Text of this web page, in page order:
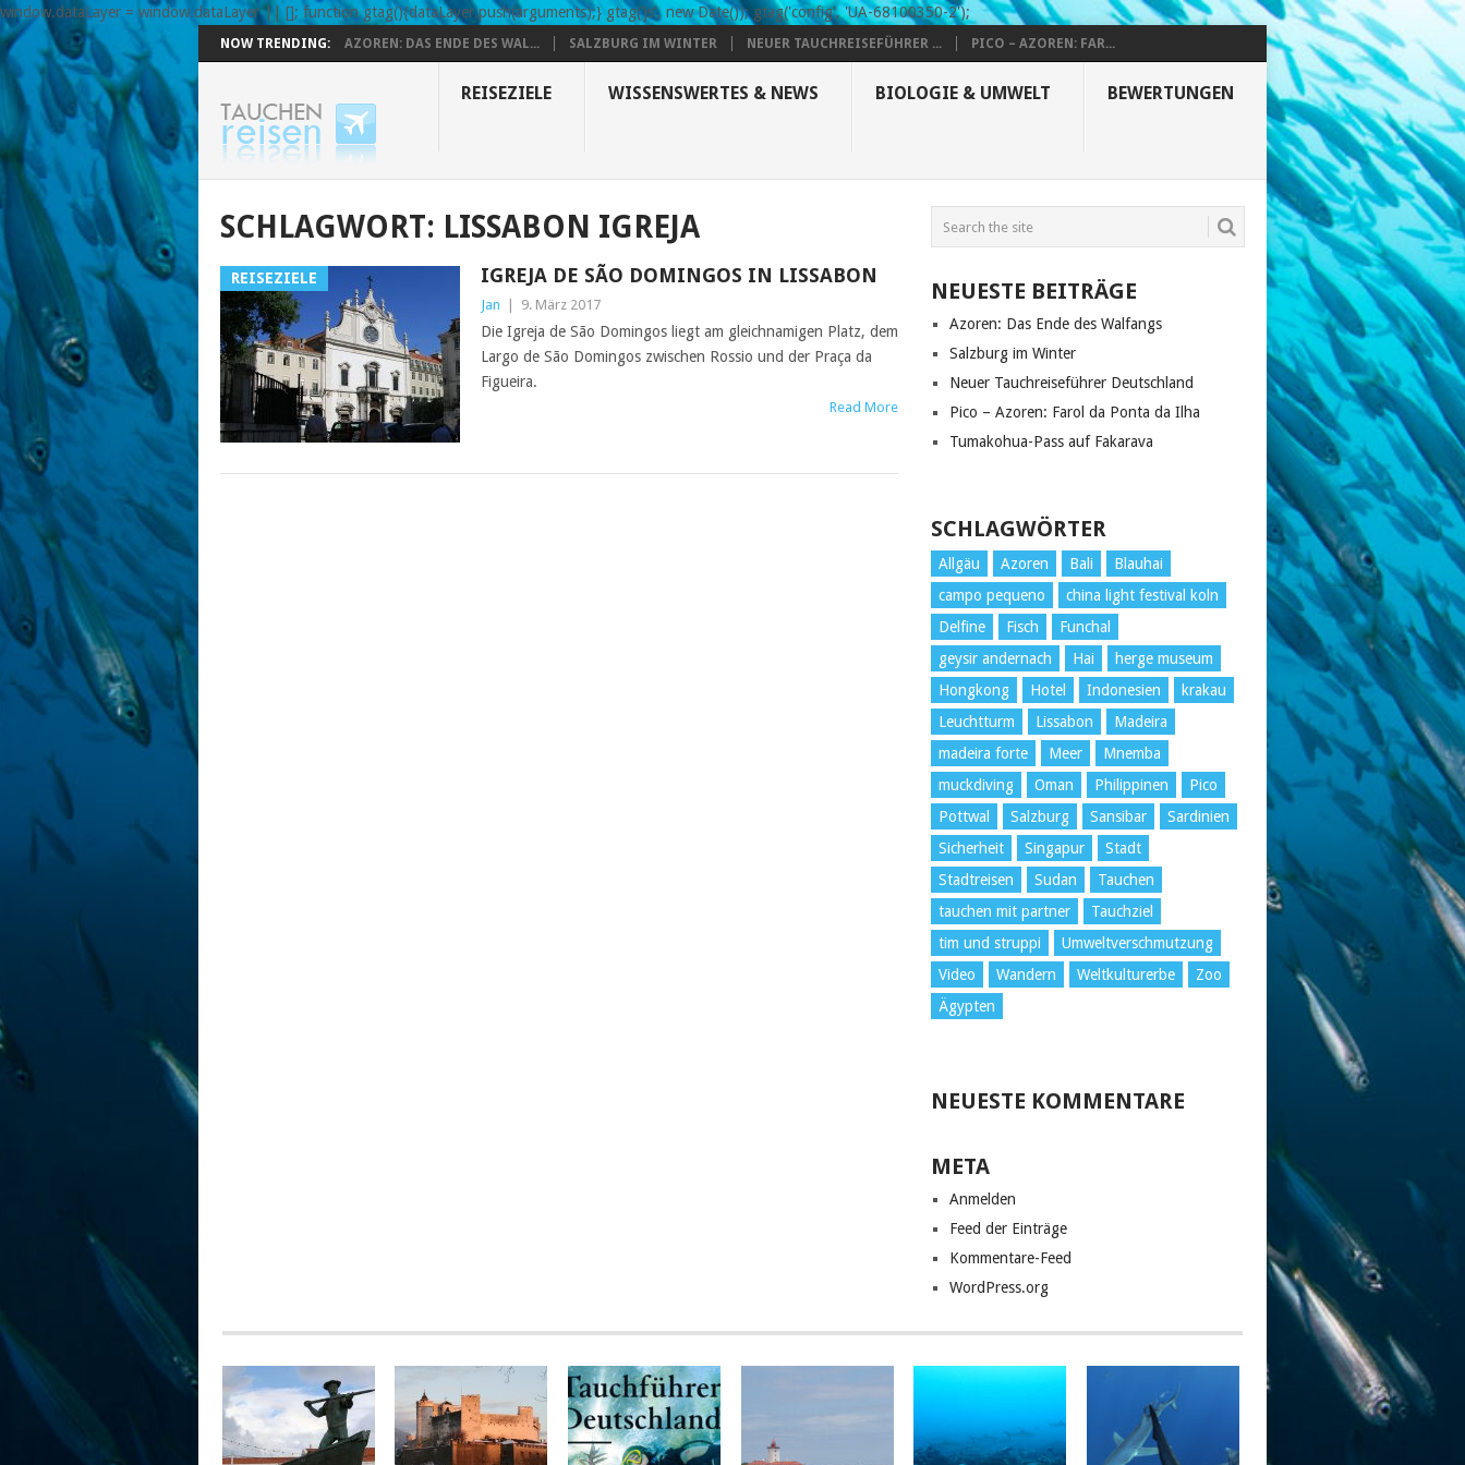
window.dataLayer = window.dataLayer || []; function gtag(){dataLayer.push(arguments);} gtag('js', new Date()); gtag('config', 'UA-68100350-2');
NOW TRENDING: AZOREN: DAS ENDE DES WAL... SALZBURG IM WINTER NEUER TAUCHREISEFÜHRER ... PICO – AZOREN: FAR...
REISEZIELE WISSENSWERTES & NEWS BIOLOGIE & UMWELT BEWERTUNGEN
SCHLAGWORT: LISSABON IGREJA
REISEZIELE IGREJA DE SÃO DOMINGOS IN LISSABON
Jan 9. März 2017
Die Igreja de São Domingos liegt am gleichnamigen Platz, dem
Largo de São Domingos zwischen Rossio und der Praça da
Figueira.
Read More
NEUESTE BEITRÄGE
Azoren: Das Ende des Walfangs
Salzburg im Winter
Neuer Tauchreiseführer Deutschland
Pico – Azoren: Farol da Ponta da Ilha
Tumakohua-Pass auf Fakarava
SCHLAGWÖRTER
Allgäu Azoren Bali
Blauhai
campo pequeno
china light festival koln
Delfine
Fisch
Funchal
geysir andernach
Hai
herge museum
Hongkong
Hotel Indonesien
krakau
Leuchtturm
Lissabon
Madeira
madeira forte
Meer
Mnemba
muckdiving
Oman Philippinen
Pico
Pottwal
Salzburg Sansibar
Sardinien
Sicherheit
Singapur
Stadt
Stadtreisen
Sudan
Tauchen
tauchen mit partner
Tauchziel
tim und struppi
Umweltverschmutzung
Video
Wandern Weltkulturerbe
Zoo
Ägypten
NEUESTE KOMMENTARE
META
Anmelden
Feed der Einträge
Kommentare-Feed
WordPress.org